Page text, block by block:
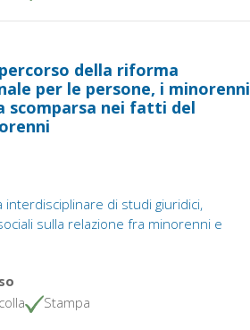
della riforma
per le persone, i minorenni
scomparsa nei fatti del
interdisciplinare di studi giuridici,
sulla relazione fra minorenni e
Stampa